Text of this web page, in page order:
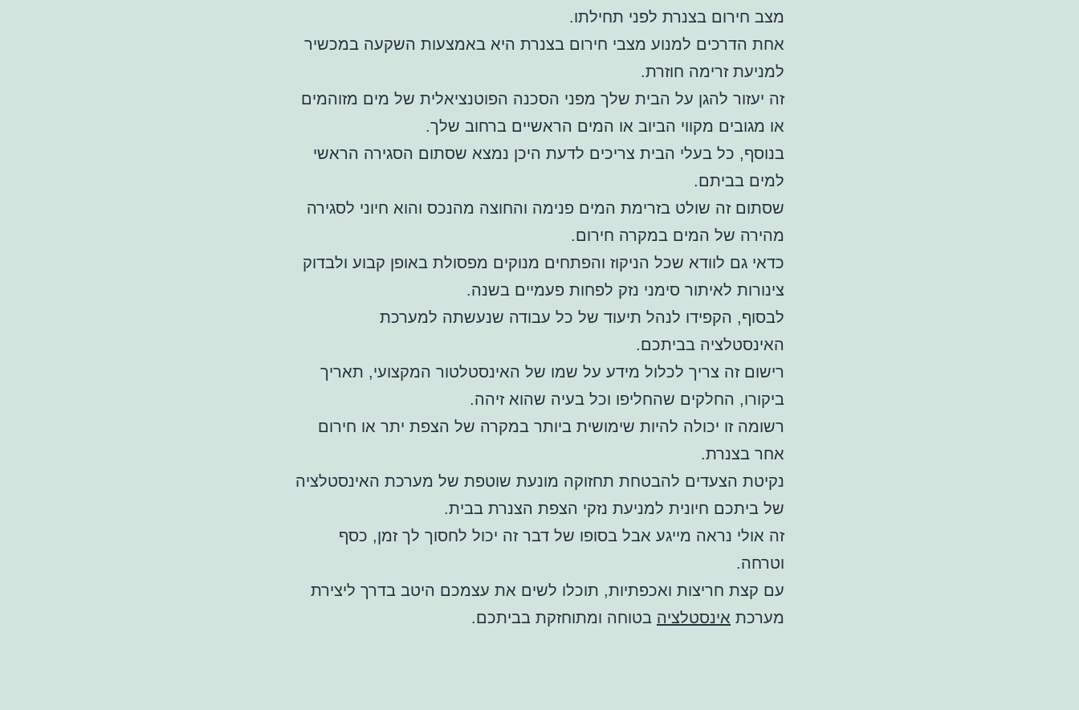
מצב חירום בצנרת לפני תחילתו.
אחת הדרכים למנוע מצבי חירום בצנרת היא באמצעות השקעה במכשיר
למניעת זרימה חוזרת.
זה יעזור להגן על הבית שלך מפני הסכנה הפוטנציאלית של מים מזוהמים
או מגובים מקווי הביוב או המים הראשיים ברחוב שלך.
בנוסף, כל בעלי הבית צריכים לדעת היכן נמצא שסתום הסגירה הראשי
למים בביתם.
שסתום זה שולט בזרימת המים פנימה והחוצה מהנכס והוא חיוני לסגירה
מהירה של המים במקרה חירום.
כדאי גם לוודא שכל הניקוז והפתחים מנוקים מפסולת באופן קבוע ולבדוק
צינורות לאיתור סימני נזק לפחות פעמיים בשנה.
לבסוף, הקפידו לנהל תיעוד של כל עבודה שנעשתה למערכת
האינסטלציה בביתכם.
רישום זה צריך לכלול מידע על שמו של האינסטלטור המקצועי, תאריך
ביקורו, החלקים שהחליפו וכל בעיה שהוא זיהה.
רשומה זו יכולה להיות שימושית ביותר במקרה של הצפת יתר או חירום
אחר בצנרת.
נקיטת הצעדים להבטחת תחזוקה מונעת שוטפת של מערכת האינסטלציה
של ביתכם חיונית למניעת נזקי הצפת הצנרת בבית.
זה אולי נראה מייגע אבל בסופו של דבר זה יכול לחסוך לך זמן, כסף
וטרחה.
עם קצת חריצות ואכפתיות, תוכלו לשים את עצמכם היטב בדרך ליצירת
מערכת אינסטלציה בטוחה ומתוחזקת בביתכם.